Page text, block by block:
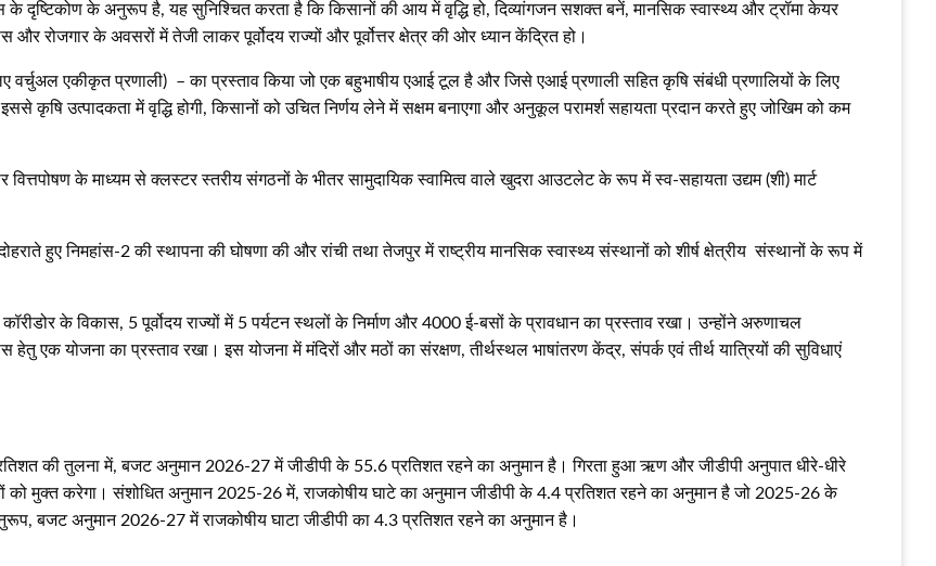
के दृष्टिकोण के अनुरूप है, यह सुनिश्चित करता है कि किसानों की आय में वृद्धि हो, दिव्‍यांगजन सशक्‍त बनें, मानसिक स्‍वास्‍थ्‍य और ट्रॉमा केयर
के अवसरों में तेजी लाकर पूर्वोदय राज्‍यों और पूर्वोत्तर क्षेत्र की ओर ध्‍यान केंद्रित हो।
वर्चुअल एकीकृत प्रणाली) – का प्रस्‍ताव किया जो एक बहुभाषीय एआई टूल है और जिसे एआई प्रणाली सहित कृषि संबंधी प्रणालियों के लिए
उत्‍पादकता में वृद्धि होगी, किसानों को उचित निर्णय लेने में सक्षम बनाएगा और अनुकूल परामर्श सहायता प्रदान करते हुए जोखिम को कम
के माध्‍यम से क्‍लस्‍टर स्‍तरीय संगठनों के भीतर सामुदायिक स्‍वामित्‍व वाले खुदरा आउटलेट के रूप में स्‍व-सहायता उद्यम (शी) मार्ट
हुए निमहांस-2 की स्‍थापना की घोषणा की और रांची तथा तेजपुर में राष्‍ट्रीय मानसिक स्‍वास्‍थ्‍य संस्‍थानों को शीर्ष क्षेत्रीय संस्‍थानों के रूप में
के विकास, 5 पूर्वोदय राज्‍यों में 5 पर्यटन स्‍थलों के निर्माण और 4000 ई-बसों के प्रावधान का प्रस्‍ताव रखा। उन्‍होंने अरुणाचल
हेतु एक योजना का प्रस्‍ताव रखा। इस योजना में मंदिरों और मठों का संरक्षण, तीर्थस्‍थल भाषांतरण केंद्र, संपर्क एवं तीर्थ यात्रियों की सुविधाएं
की तुलना में, बजट अनुमान 2026-27 में जीडीपी के 55.6 प्रतिशत रहने का अनुमान है। गिरता हुआ ऋण और जीडीपी अनुपात धीरे-धीरे
को मुक्‍त करेगा। संशोधित अनुमान 2025-26 में, राजकोषीय घाटे का अनुमान जीडीपी के 4.4 प्रतिशत रहने का अनुमान है जो 2025-26 के
बजट अनुमान 2026-27 में राजकोषीय घाटा जीडीपी का 4.3 प्रतिशत रहने का अनुमान है।